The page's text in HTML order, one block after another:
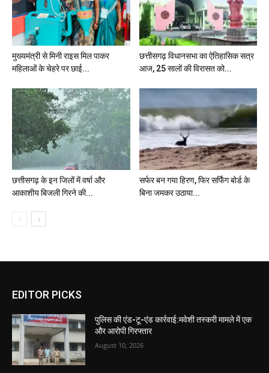
मुख्यमंत्री से मिनी राइस मिल पाकर
महिलाओं के चेहरे पर छाई...
छत्तीसगढ़ विधानसभा का ऐतिहासिक सत्र
आज, 25 सालों की विरासत को...
छत्तीसगढ़ के इन जिलों में वर्षा और
आकाशीय बिजली गिरने की...
सर्फर बन गया हिरण, फिर सर्फिंग बोर्ड के
बिना जमकर उठाया...
EDITOR PICKS
पुलिस की एंड-टू-एंड कार्रवाई:मवेशी तस्करी मामले में एक
और आरोपी गिरफ्तार
August 10, 2026